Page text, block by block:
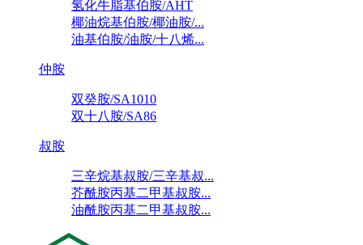
氢化牛脂基伯胺/AHT
椰油烷基伯胺/椰油胺/...
油基伯胺/油胺/十八烯...
仲胺
双癸胺/SA1010
双十八胺/SA86
叔胺
三辛烷基叔胺/三辛基叔...
芥酰胺丙基二甲基叔胺...
油酰胺丙基二甲基叔胺...